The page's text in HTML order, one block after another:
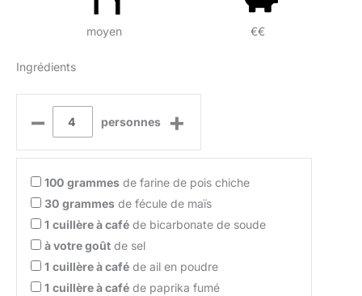
moyen €€
Ingrédients
– personnes +
100 grammes de farine de pois chiche
30 grammes de fécule de maïs
1 cuillère à café de bicarbonate de soude
à votre goût de sel
1 cuillère à café de ail en poudre
1 cuillère à café de paprika fumé